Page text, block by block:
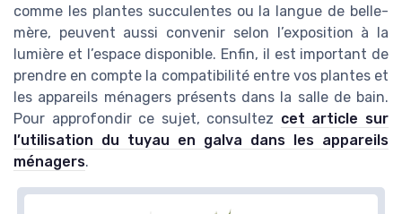
comme les plantes succulentes ou la langue de belle-
mère, peuvent aussi convenir selon l’exposition à la
lumière et l’espace disponible. Enfin, il est important de
prendre en compte la compatibilité entre vos plantes et
les appareils ménagers présents dans la salle de bain.
Pour approfondir ce sujet, consultez cet article sur
l’utilisation du tuyau en galva dans les appareils
ménagers.